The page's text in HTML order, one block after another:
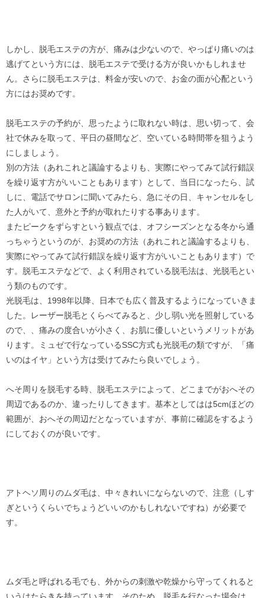
しかし、脱毛エステの方が、痛みは少ないので、やっぱり痛いのは
逃げてという方には、脱毛エステで受ける方が良いかもしれませ
ん。さらに脱毛エステは、料金が安いので、お金の面が心配という
方にはお奨めです。
脱毛エステの予約が、思ったように取れない時は、思い切って、会
社で休みを取って、平日の昼間など、空いている時間帯を狙うよう
にしましょう。
別の方法（あれこれと議論するよりも、実際にやってみて試行錯誤
を繰り返す方がいいこともあります）として、当日になったら、試
しに、電話でサロンに聞いてみたら、急にその日、キャンセルをし
た人がいて、意外と予約が取れたりする事あります。
またピークをずらすという観点では、オフシーズンとなる冬から通
っちゃうというのが、お奨めの方法（あれこれと議論するよりも、
実際にやってみて試行錯誤を繰り返す方がいいこともあります）で
す。脱毛エステなどで、よく利用されている脱毛法は、光脱毛とい
う類のものです。
光脱毛は、1998年以降、日本でも広く普及するようになっていきま
した。レーザー脱毛とくらべてみると、少し弱い光を照射している
ので、、痛みの度合いが小さく、お肌に優しいというメリットがあ
ります。ミュゼで行なっているSSC方式も光脱毛の類ですが、「痛
いのはイヤ」という方は受けてみたら良いでしょう。
へそ周りを脱毛する時、脱毛エステによって、どこまでがおへその
周辺であるのか、違ったりしてきます。基本としてはは5cmほどの
範囲が、おへその周辺だとなっていますが、事前に確認をするよう
にしておくのが良いです。
アトヘソ周りのムダ毛は、中々きれいにならないので、注意（しす
ぎというくらいでちょうどいいのかもしれないですね）が必要で
す。
ムダ毛と呼ばれる毛でも、外からの刺激や乾燥から守ってくれると